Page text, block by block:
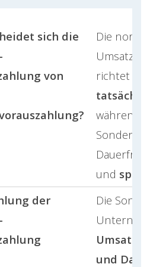
sich die
von
Die
richtet
während
und
der
Die
und